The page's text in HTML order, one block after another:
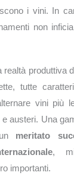
i vini. In
non
realtà produttiva
tutte
vini più
austeri. Una
meritato
,
importanti.